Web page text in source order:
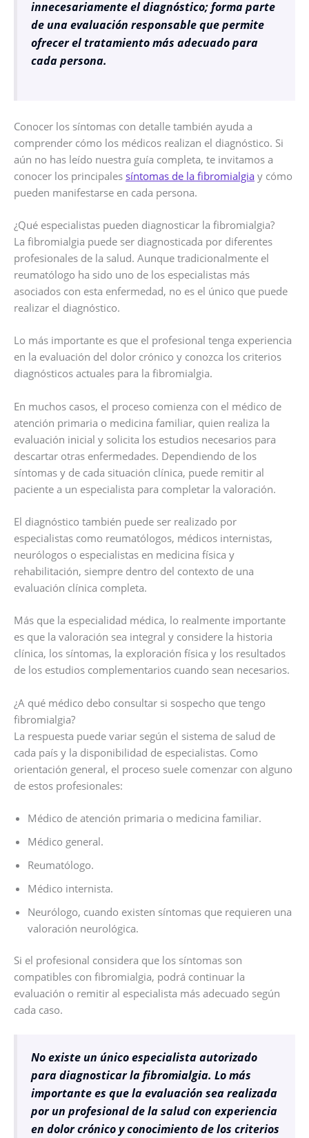
innecesariamente el diagnóstico; forma parte
de una evaluación responsable que permite
ofrecer el tratamiento más adecuado para
cada persona.
Conocer los síntomas con detalle también ayuda a
comprender cómo los médicos realizan el diagnóstico. Si
aún no has leído nuestra guía completa, te invitamos a
conocer los principales síntomas de la fibromialgia y cómo
pueden manifestarse en cada persona.
¿Qué especialistas pueden diagnosticar la fibromialgia?
La fibromialgia puede ser diagnosticada por diferentes
profesionales de la salud. Aunque tradicionalmente el
reumatólogo ha sido uno de los especialistas más
asociados con esta enfermedad, no es el único que puede
realizar el diagnóstico.
Lo más importante es que el profesional tenga experiencia
en la evaluación del dolor crónico y conozca los criterios
diagnósticos actuales para la fibromialgia.
En muchos casos, el proceso comienza con el médico de
atención primaria o medicina familiar, quien realiza la
evaluación inicial y solicita los estudios necesarios para
descartar otras enfermedades. Dependiendo de los
síntomas y de cada situación clínica, puede remitir al
paciente a un especialista para completar la valoración.
El diagnóstico también puede ser realizado por
especialistas como reumatólogos, médicos internistas,
neurólogos o especialistas en medicina física y
rehabilitación, siempre dentro del contexto de una
evaluación clínica completa.
Más que la especialidad médica, lo realmente importante
es que la valoración sea integral y considere la historia
clínica, los síntomas, la exploración física y los resultados
de los estudios complementarios cuando sean necesarios.
¿A qué médico debo consultar si sospecho que tengo
fibromialgia?
La respuesta puede variar según el sistema de salud de
cada país y la disponibilidad de especialistas. Como
orientación general, el proceso suele comenzar con alguno
de estos profesionales:
Médico de atención primaria o medicina familiar.
Médico general.
Reumatólogo.
Médico internista.
Neurólogo, cuando existen síntomas que requieren una
valoración neurológica.
Si el profesional considera que los síntomas son
compatibles con fibromialgia, podrá continuar la
evaluación o remitir al especialista más adecuado según
cada caso.
No existe un único especialista autorizado
para diagnosticar la fibromialgia. Lo más
importante es que la evaluación sea realizada
por un profesional de la salud con experiencia
en dolor crónico y conocimiento de los criterios